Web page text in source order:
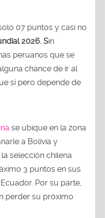
07 puntos y casi no
2026. Sin
peruanos que se
chance de ir al
sí pero depende de
se ubique en la zona
a Bolivia y
selección chilena
3 puntos en sus
Por su parte,
perder su próximo